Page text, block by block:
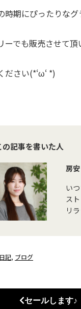
時期にぴったりなグ
ーでも販売させて
ださい(*‘ω‘ *)
の記事を書いた人
房
い
ス
リ
記, ブログ
セールします♪